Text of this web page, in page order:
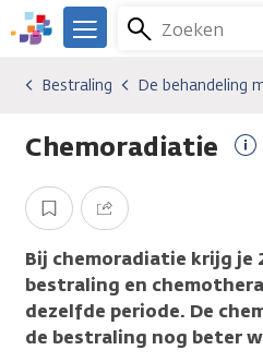
Overslaan
en
gaan
We
er
je.
Zoeken
Menu
Soorten behandelingen
Bestraling
De behandeling met bestraling
Bestraling De behandeling
Chemoradiatie
Opslaan Delen
Bij chemoradiatie krijg je
bestraling en
dezelfde periode. De
de bestraling nog beter